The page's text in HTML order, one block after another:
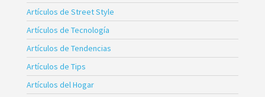
Artículos de Street Style
Artículos de Tecnología
Artículos de Tendencias
Artículos de Tips
Artículos del Hogar